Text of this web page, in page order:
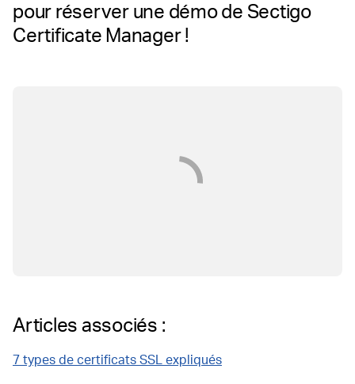
pour réserver une démo de Sectigo
Certificate Manager !
Articles associés :
7 types de certificats SSL expliqués